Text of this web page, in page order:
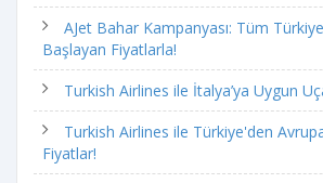
AJet Bahar Kampanyası: Tüm
Başlayan Fiyatlarla!
Turkish Airlines ile İtalya’ya Uygun
Turkish Airlines ile Türkiye'den
Fiyatlar!